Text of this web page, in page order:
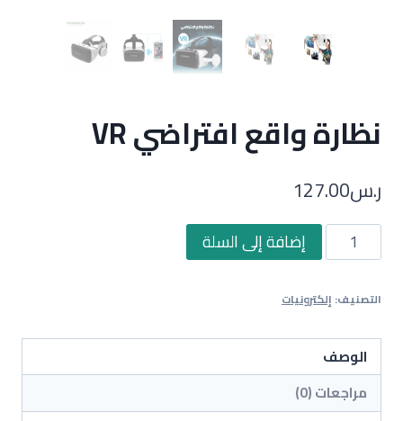
نظارة واقع افتراضي VR
ر.س127.00
كمية
نظارة
افتراضي
VR
إضافة إلى السلة
التصنيف: إلكترونيات
الوصف
مراجعات (0)